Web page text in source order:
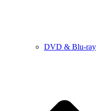
DVD & Blu-ray